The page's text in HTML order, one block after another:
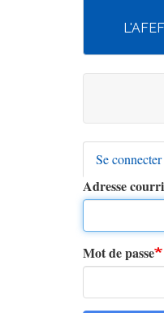
L'AFEF
Se connecter
Adresse
Mot de passe